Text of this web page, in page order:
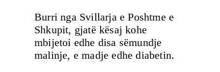
Burri nga Svillarja e Poshtme e
Shkupit, gjatë kësaj kohe
mbijetoi edhe disa sëmundje
malinje, e madje edhe diabetin.